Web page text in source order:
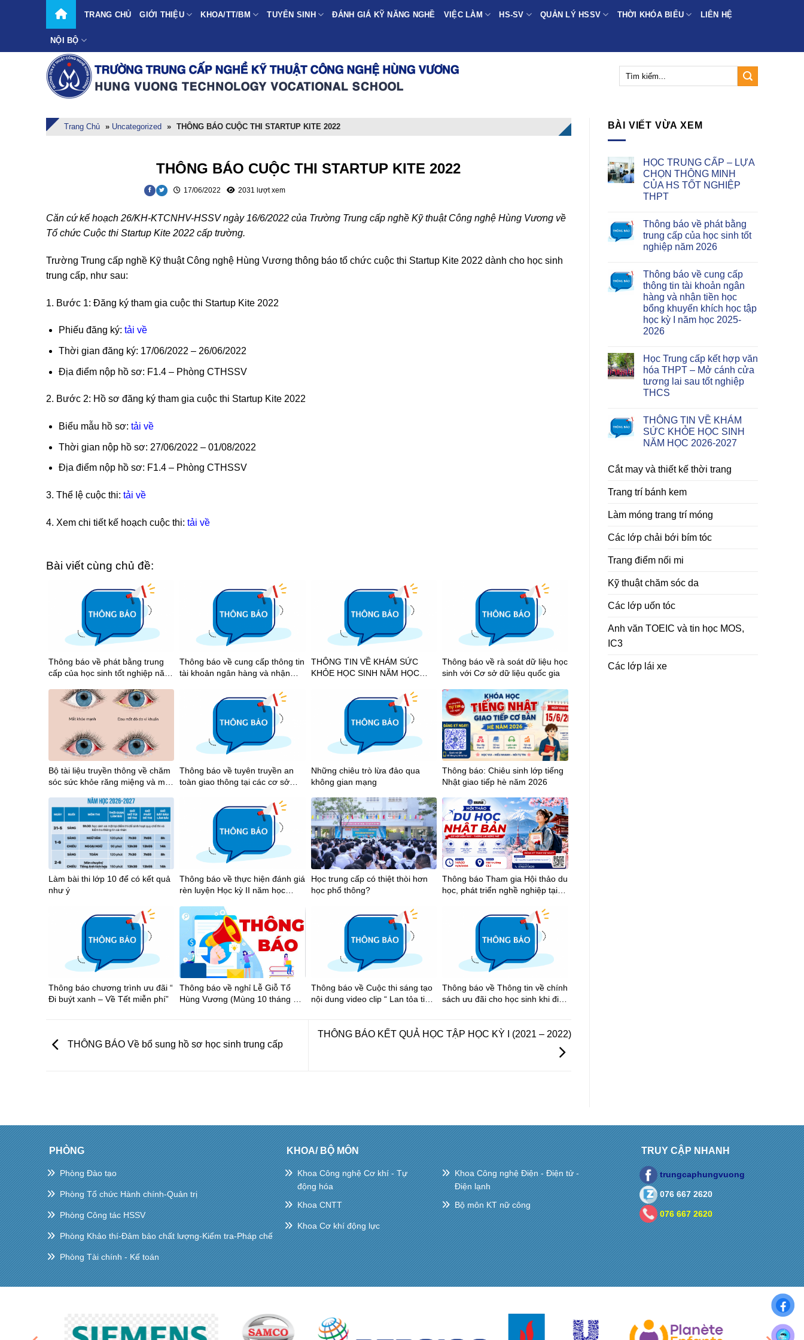
TRANG CHỦ GIỚI THIỆU KHOA/TT/BM TUYỂN SINH ĐÁNH GIÁ KỸ NĂNG NGHỀ VIỆC LÀM HS-SV QUẢN LÝ HSSV THỜI KHÓA BIỂU LIÊN HỆ
NỘI BỘ
Trang Chủ » Uncategorized » THÔNG BÁO CUỘC THI STARTUP KITE 2022
THÔNG BÁO CUỘC THI STARTUP KITE 2022
17/06/2022 2031 lượt xem
Căn cứ kế hoạch 26/KH-KTCNHV-HSSV ngày 16/6/2022 của Trường Trung cấp nghề Kỹ thuật Công nghệ Hùng Vương về
Tổ chức Cuộc thi Startup Kite 2022 cấp trường.
Trường Trung cấp nghề Kỹ thuật Công nghệ Hùng Vương thông báo tổ chức cuộc thi Startup Kite 2022 dành cho học sinh
trung cấp, như sau:
1. Bước 1: Đăng ký tham gia cuộc thi Startup Kite 2022
Phiếu đăng ký: tải về
Thời gian đăng ký: 17/06/2022 – 26/06/2022
Địa điểm nộp hồ sơ: F1.4 – Phòng CTHSSV
2. Bước 2: Hồ sơ đăng ký tham gia cuộc thi Startup Kite 2022
Biểu mẫu hồ sơ: tải về
Thời gian nộp hồ sơ: 27/06/2022 – 01/08/2022
Địa điểm nộp hồ sơ: F1.4 – Phòng CTHSSV
3. Thể lệ cuộc thi: tải về
4. Xem chi tiết kế hoạch cuộc thi: tải về
Bài viết cùng chủ đề:
Thông báo về phát bằng trung
cấp của học sinh tốt nghiệp năm
Thông báo về cung cấp thông tin
tài khoản ngân hàng và nhận
tập học kỳ I năm học 2025-2026
THÔNG TIN VỀ KHÁM SỨC
KHỎE HỌC SINH NĂM HỌC
Thông báo về rà soát dữ liệu học
sinh với Cơ sở dữ liệu quốc gia
Bộ tài liệu truyền thông về chăm
sóc sức khỏe răng miệng và mắt
Thông báo về tuyên truyền an
toàn giao thông tại các cơ sở
Hồ Chí Minh năm 2026
Những chiêu trò lừa đảo qua
không gian mạng
Thông báo: Chiêu sinh lớp tiếng
Nhật giao tiếp hè năm 2026
Làm bài thi lớp 10 để có kết quả
như ý
Thông báo về thực hiện đánh giá
rèn luyện Học kỳ II năm học
Học trung cấp có thiệt thòi hơn
học phổ thông?
Thông báo Tham gia Hội thảo du
học, phát triển nghề nghiệp tại
Thông báo chương trình ưu đãi “
Đi buýt xanh – Về Tết miễn phí”
Thông báo về nghỉ Lễ Giỗ Tổ
Hùng Vương (Mùng 10 tháng 3
Thông báo về Cuộc thi sáng tạo
nội dung video clip “ Lan tỏa tinh
2026”
Thông báo về Thông tin về chính
sách ưu đãi cho học sinh khi đi
THÔNG BÁO Về bổ sung hồ sơ học sinh trung cấp
THÔNG BÁO KẾT QUẢ HỌC TẬP HỌC KỲ I (2021 – 2022)
BÀI VIẾT VỪA XEM
HỌC TRUNG CẤP – LỰA
CHỌN THÔNG MINH
CỦA HS TỐT NGHIỆP
THPT
Thông báo về phát bằng
trung cấp của học sinh tốt
nghiệp năm 2026
Thông báo về cung cấp
thông tin tài khoản ngân
hàng và nhận tiền học
bổng khuyến khích học tập
học kỳ I năm học 2025-
2026
Học Trung cấp kết hợp văn
hóa THPT – Mở cánh cửa
tương lai sau tốt nghiệp
THCS
THÔNG TIN VỀ KHÁM
SỨC KHỎE HỌC SINH
NĂM HỌC 2026-2027
Cắt may và thiết kế thời trang
Trang trí bánh kem
Làm móng trang trí móng
Các lớp chải bới bím tóc
Trang điểm nối mi
Kỹ thuật chăm sóc da
Các lớp uốn tóc
Anh văn TOEIC và tin học MOS,
IC3
Các lớp lái xe
PHÒNG
Phòng Đào tạo
Phòng Tổ chức Hành chính-Quản trị
Phòng Công tác HSSV
Phòng Khảo thí-Đảm bảo chất lượng-Kiểm tra-Pháp chế
Phòng Tài chính - Kế toán
KHOA/ BỘ MÔN
Khoa Công nghệ Cơ khí - Tự
động hóa
Khoa CNTT
Khoa Cơ khí động lực
Khoa Công nghệ Điện - Điện tử -
Điện lạnh
Bộ môn KT nữ công
TRUY CẬP NHANH
trungcaphungvuong
076 667 2620
076 667 2620